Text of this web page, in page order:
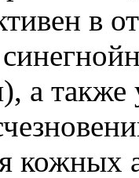
в
а
кожных